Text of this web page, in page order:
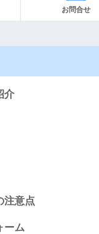
お問合せ
介
注意点
ーム